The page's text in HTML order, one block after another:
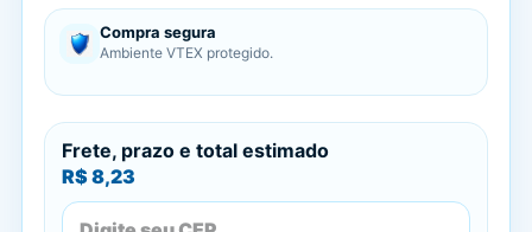
Compra segura
Ambiente VTEX protegido.
Frete, prazo e total estimado
R$ 8,23